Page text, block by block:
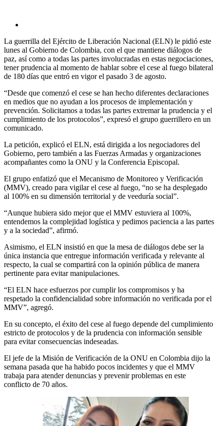
La guerrilla del Ejército de Liberación Nacional (ELN) le pidió este
lunes al Gobierno de Colombia, con el que mantiene diálogos de
paz, así como a todas las partes involucradas en estas negociaciones,
tener prudencia al momento de hablar sobre el cese al fuego bilateral
de 180 días que entró en vigor el pasado 3 de agosto.
“Desde que comenzó el cese se han hecho diferentes declaraciones
en medios que no ayudan a los procesos de implementación y
prevención. Solicitamos a todas las partes extremar la prudencia y el
cumplimiento de los protocolos”, expresó el grupo guerrillero en un
comunicado.
La petición, explicó el ELN, está dirigida a los negociadores del
Gobierno, pero también a las Fuerzas Armadas y organizaciones
acompañantes como la ONU y la Conferencia Episcopal.
El grupo enfatizó que el Mecanismo de Monitoreo y Verificación
(MMV), creado para vigilar el cese al fuego, “no se ha desplegado
al 100% en su dimensión territorial y de veeduría social”.
“Aunque hubiera sido mejor que el MMV estuviera al 100%,
entendemos la complejidad logística y pedimos paciencia a las partes
y a la sociedad”, afirmó.
Asimismo, el ELN insistió en que la mesa de diálogos debe ser la
única instancia que entregue información verificada y relevante al
respecto, la cual se compartirá con la opinión pública de manera
pertinente para evitar manipulaciones.
“El ELN hace esfuerzos por cumplir los compromisos y ha
respetado la confidencialidad sobre información no verificada por el
MMV”, agregó.
En su concepto, el éxito del cese al fuego depende del cumplimiento
estricto de protocolos y de la prudencia con información sensible
para evitar consecuencias indeseadas.
El jefe de la Misión de Verificación de la ONU en Colombia dijo la
semana pasada que ha habido pocos incidentes y que el MMV
trabaja para atender denuncias y prevenir problemas en este
conflicto de 70 años.